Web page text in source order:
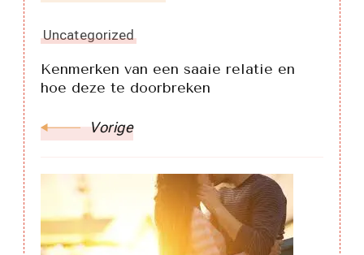
Uncategorized
Kenmerken van een saaie relatie en
hoe deze te doorbreken
Vorige